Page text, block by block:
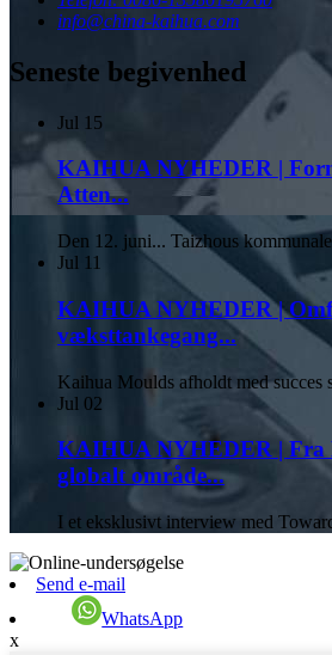
info@china-kaihua.com
Seneste begivenhed
Jul 15
KAIHUA NYHEDER |
Atten...
Den 12. juni... Taizhous
Jul 11
KAIHUA NYHEDER |
væksttankegang...
Kaihua Moulds afholdt med succes
Jul 02
KAIHUA NYHEDER | Fra
globalt område...
I et eksklusivt interview med
Send e-mail
WhatsApp
x